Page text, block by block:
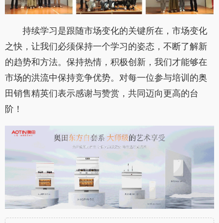
持续学习是跟随市场变化的关键所在，市场变化
之快，让我们必须保持一个学习的姿态，不断了解新
的趋势和方法。保持热情，积极创新，我们才能够在
市场的洪流中保持竞争优势。对每一位参与培训的奥
田销售精英们表示感谢与赞赏，共同迈向更高的台
阶！